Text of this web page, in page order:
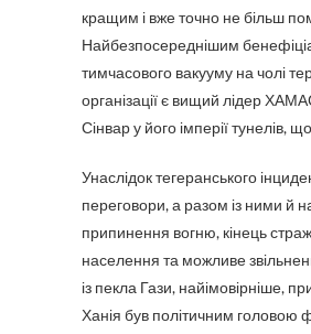
кращим і вже точно не більш
Найбезпосереднішим
тимчасового вакууму на чолі
організації є вищий лідер
Сінвар у його імперії тунелів,
Унаслідок тегеранського
переговори, а разом із ними й
припинення вогню, кінець
населення та можливе
із пекла Гази, найімовірніше,
Ханія був політичним головою